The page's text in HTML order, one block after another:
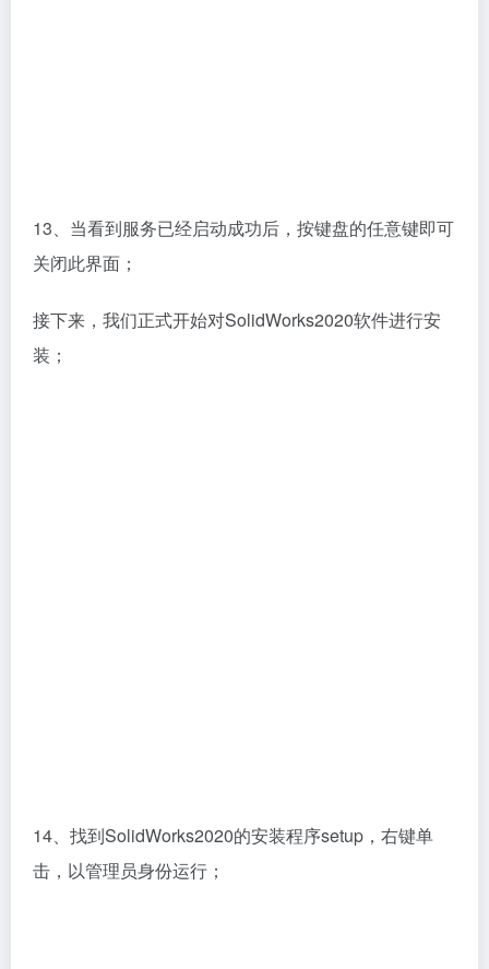
13、当看到服务已经启动成功后，按键盘的任意键即可
关闭此界面；
接下来，我们正式开始对SolidWorks2020软件进行安
装；
14、找到SolidWorks2020的安装程序setup，右键单
击，以管理员身份运行；